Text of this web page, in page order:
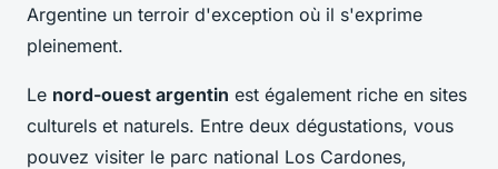
Argentine un terroir d'exception où il s'exprime
pleinement.
Le nord-ouest argentin est également riche en sites
culturels et naturels. Entre deux dégustations, vous
pouvez visiter le parc national Los Cardones,